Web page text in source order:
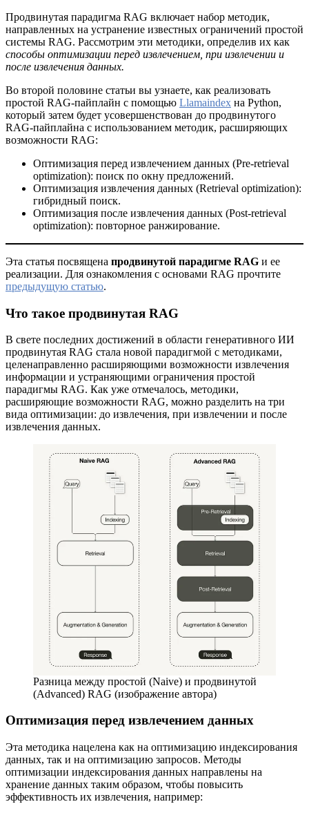
Продвинутая парадигма RAG включает набор методик,
направленных на устранение известных ограничений простой
системы RAG. Рассмотрим эти методики, определив их как
способы оптимизации перед извлечением, при извлечении и
после извлечения данных.
Во второй половине статьи вы узнаете, как реализовать
простой RAG-пайплайн с помощью Llamaindex на Python,
который затем будет усовершенствован до продвинутого
RAG-пайплайна с использованием методик, расширяющих
возможности RAG:
Оптимизация перед извлечением данных (Pre-retrieval
optimization): поиск по окну предложений.
Оптимизация извлечения данных (Retrieval optimization):
гибридный поиск.
Оптимизация после извлечения данных (Post-retrieval
optimization): повторное ранжирование.
Эта статья посвящена продвинутой парадигме RAG и ее
реализации. Для ознакомления с основами RAG прочтите
предыдущую статью.
Что такое продвинутая RAG
В свете последних достижений в области генеративного ИИ
продвинутая RAG стала новой парадигмой с методиками,
целенаправленно расширяющими возможности извлечения
информации и устраняющими ограничения простой
парадигмы RAG. Как уже отмечалось, методики,
расширяющие возможности RAG, можно разделить на три
вида оптимизации: до извлечения, при извлечении и после
извлечения данных.
Разница между простой (Naive) и продвинутой
(Advanced) RAG (изображение автора)
Оптимизация перед извлечением данных
Эта методика нацелена как на оптимизацию индексирования
данных, так и на оптимизацию запросов. Методы
оптимизации индексирования данных направлены на
хранение данных таким образом, чтобы повысить
эффективность их извлечения, например: